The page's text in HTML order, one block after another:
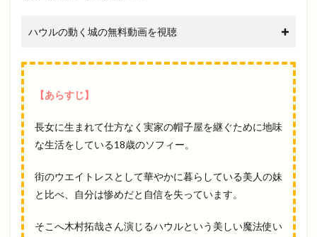
ハウルの動く城の無料動画を視聴
【あらすじ】
長女に生まれて仕方なく実家の帽子屋を継ぐために地味
な生活をしている18歳のソフィー。
街のウエイトレスとして華やかに暮らしている美人の妹
と比べ、自分は惨めだと自信を失っています。
そこへ木村拓哉さん演じるハウルという美しい魔法使い